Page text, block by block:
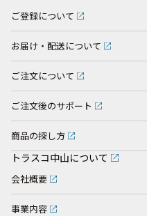
ご登録について
お届け・配送について
ご注文について
ご注文後のサポート
商品の探し方
トラスコ中山について
会社概要
事業内容